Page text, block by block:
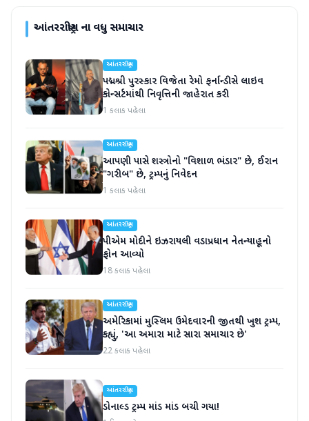
આંતરરાષ્ટ્રીયના વધુ સમાચાર
આંતરરાષ્ટ્રીય
પદ્મશ્રી પુરસ્કાર વિજેતા રેમો ફર્નાન્ડીસે લાઇવ
કોન્સર્ટમાંથી નિવૃત્તિની જાહેરાત કરી
1 કલાક પહેલા
આંતરરાષ્ટ્રીય
આપણી પાસે શસ્ત્રોનો "વિશાળ ભંડાર" છે, ઈરાન
"ગરીબ" છે, ટ્રમ્પનું નિવેદન
1 કલાક પહેલા
આંતરરાષ્ટ્રીય
પીએમ મોદીને ઇઝરાયલી વડાપ્રધાન નેતન્યાહૂનો
ફોન આવ્યો
18 કલાક પહેલા
આંતરરાષ્ટ્રીય
અમેરિકામાં મુસ્લિમ ઉમેદવારની જીતથી ખુશ ટ્રમ્પ,
કહ્યું, 'આ અમારા માટે સારા સમાચાર છે'
22 કલાક પહેલા
આંતરરાષ્ટ્રીય
ડોનાલ્ડ ટ્રમ્પ માંડ માંડ બચી ગયા!